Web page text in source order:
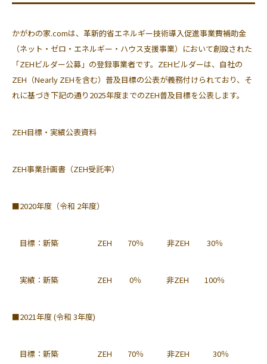
かがわの家.comは、革新的省エネルギー技術導入促進事業費補助金
（ネット・ゼロ・エネルギー・ハウス支援事業）において創設された
「ZEHビルダー公募」の登録事業者です。ZEHビルダーは、自社の
ZEH（Nearly ZEHを含む）普及目標の公表が義務付けられており、そ
れに基づき下記の通り2025年度までのZEH普及目標を公表します。
ZEH目標・実績公表資料
ZEH事業計画書（ZEH受託率）
■2020年度（令和 2年度）
目標：新築 ZEH 70％ 非ZEH 30％
実績：新築 ZEH 0％ 非ZEH 100％
■2021年度 (令和 3年度)
目標：新築 ZEH 70％ 非ZEH 30％